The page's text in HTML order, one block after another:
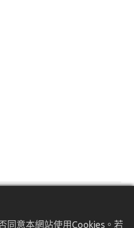
同意本網站使用Cookies。若